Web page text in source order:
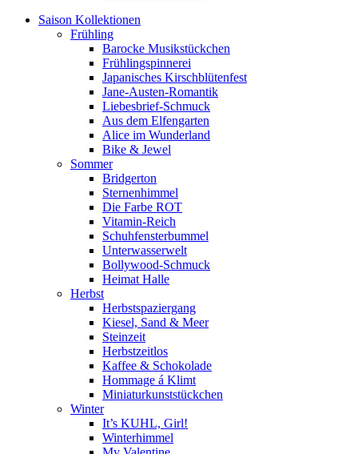
Saison Kollektionen
Frühling
Barocke Musikstückchen
Frühlingspinnerei
Japanisches Kirschblütenfest
Jane-Austen-Romantik
Liebesbrief-Schmuck
Aus dem Elfengarten
Alice im Wunderland
Bike & Jewel
Sommer
Bridgerton
Sternenhimmel
Die Farbe ROT
Vitamin-Reich
Schuhfensterbummel
Unterwasserwelt
Bollywood-Schmuck
Heimat Halle
Herbst
Herbstspaziergang
Kiesel, Sand & Meer
Steinzeit
Herbstzeitlos
Kaffee & Schokolade
Hommage á Klimt
Miniaturkunststückchen
Winter
It’s KUHL, Girl!
Winterhimmel